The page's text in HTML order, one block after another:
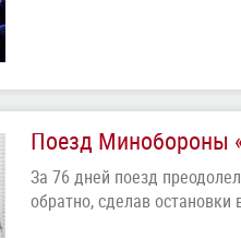
Поезд Минобороны
За 76 дней поезд
обратно, сделав остановки